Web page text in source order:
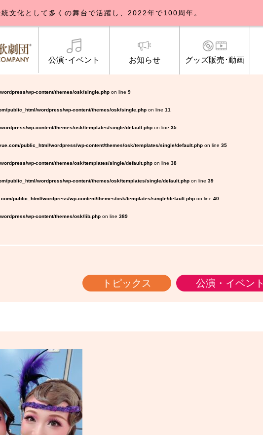
wp-content/themes/osk/single.php on line 9
public_html/wordpress/wp-content/themes/osk/single.php on line 11
wp-content/themes/osk/templates/single/default.php on line 35
public_html/wordpress/wp-content/themes/osk/templates/single/default.php on line 35
wp-content/themes/osk/templates/single/default.php on line 38
public_html/wordpress/wp-content/themes/osk/templates/single/default.php on line 39
public_html/wordpress/wp-content/themes/osk/templates/single/default.php on line 40
wp-content/themes/osk/lib.php on line 389
文化として多くの舞台で活躍し、2022年で100周年。
公演･イベント
公演･イベント ブルックリンパーラー公演
お知らせ
お知らせ一覧 トピックス
グッズ販売･動画
公式グッズ販売
日本歌劇団について 研修生募集について
トピックス 公演・イベント